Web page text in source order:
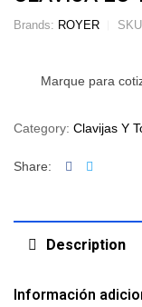
Brands: ROYER
Marque para
Category: Clavijas Y
Share: Facebook
Description
Información